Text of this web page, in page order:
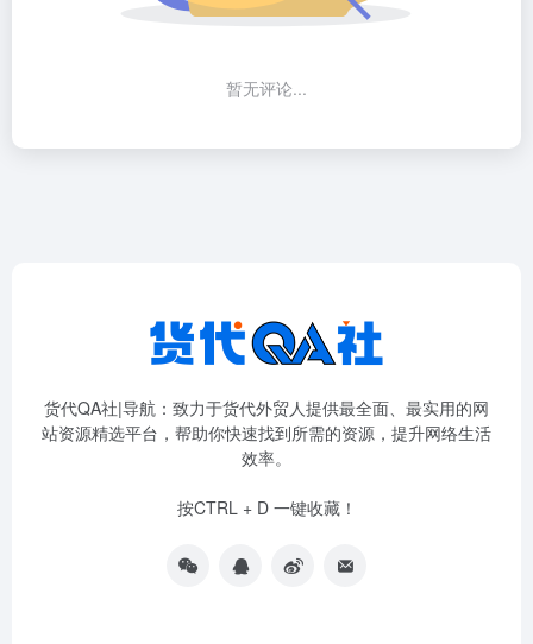
暂无评论...
货代QA社|导航：致力于货代外贸人提供最全面、最实用的网
站资源精选平台，帮助你快速找到所需的资源，提升网络生活
效率。
按CTRL + D 一键收藏！